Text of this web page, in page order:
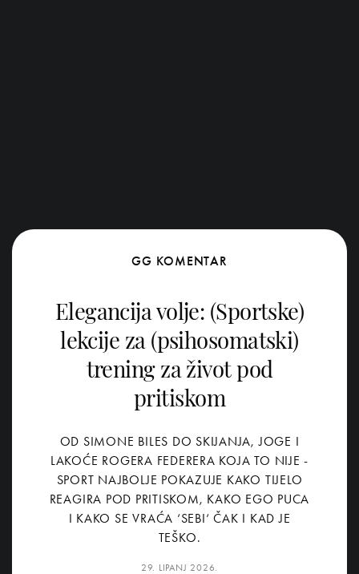
GG KOMENTAR
Elegancija volje: (Sportske)
lekcije za (psihosomatski)
trening za život pod
pritiskom
OD SIMONE BILES DO SKIJANJA, JOGE I
LAKOĆE ROGERA FEDERERA KOJA TO NIJE -
SPORT NAJBOLJE POKAZUJE KAKO TIJELO
REAGIRA POD PRITISKOM, KAKO EGO PUCA
I KAKO SE VRAĆA ‘SEBI‘ ČAK I KAD JE
TEŠKO.
29. LIPANJ 2026.